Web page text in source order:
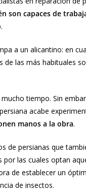
son capaces de
a un alicantino: en
de las más habituales
tiempo. Sin
acabe
manos a la obra.
de persianas que
por las cuales optan
de establecer un
de insectos.